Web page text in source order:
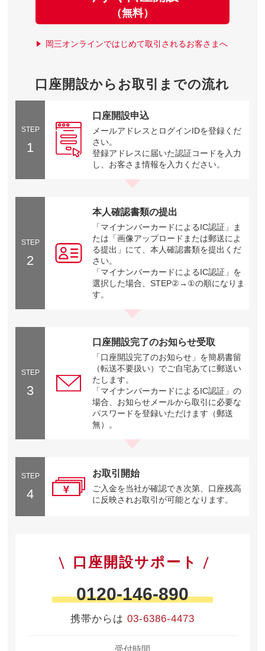
（無料）
岡三オンラインではじめて取引されるお客さまへ
口座開設からお取引までの流れ
STEP
1
口座開設申込
メールアドレスとログインIDを登録くだ
さい。
登録アドレスに届いた認証コードを入力
し、お客さま情報を入力ください。
STEP
2
本人確認書類の提出
「マイナンバーカードによるIC認証」ま
たは「画像アップロードまたは郵送によ
る提出」にて、本人確認書類を提出くだ
さい。
「マイナンバーカードによるIC認証」を
選択した場合、STEP②→①の順になりま
す。
STEP
3
口座開設完了のお知らせ受取
「口座開設完了のお知らせ」を簡易書留
（転送不要扱い）でご自宅あてに郵送い
たします。
「マイナンバーカードによるIC認証」の
場合、お知らせメールから取引に必要な
パスワードを登録いただけます（郵送
無）。
STEP
4
お取引開始
ご入金を当社が確認でき次第、口座残高
に反映されお取引が可能となります。
口座開設サポート
0120-146-890
携帯からは 03-6386-4473
受付時間